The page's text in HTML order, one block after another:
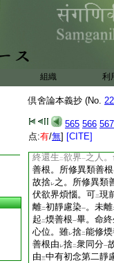
組織 利
倶舍論本義抄 (No.
565 566 567
点:有/無] [CITE]
命終 捨之旨
中。有二命終捨之類
命終捨法一 云事若
既命終捨法也。所
殊勝善根
由
已離 欲染 。未
2 起煗善根
畢命
位雖
下由 レ捨二 衆同分一
彼所修異類善根
欲界煩惱
終還生 二欲界一之人
善根。所修異類善根
故捨レ之。所修異類
伏欲界煩惱。可二現
離二初靜慮染一。未離
起 二煗善根一畢。命
心位。雖レ捨二能修
善根由 レ捨二衆同分一
由三中有初念第二靜